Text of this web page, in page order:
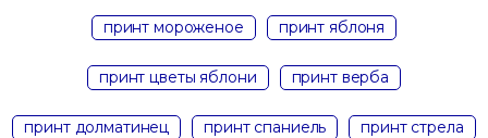
принт мороженое принт яблоня
принт цветы яблони принт верба
принт долматинец принт спаниель принт стрела